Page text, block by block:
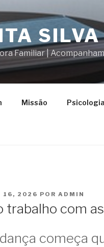
Familiar |
Missão Psicologia
16, 2026 POR ADMIN
trabalho com
começa